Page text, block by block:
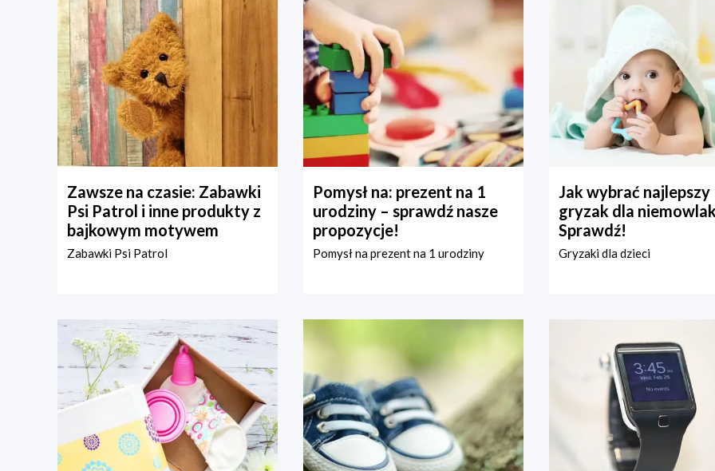
Zawsze na czasie: Zabawki
Psi Patrol i inne produkty z
bajkowym motywem
Zabawki Psi Patrol
Pomysł na: prezent na 1
urodziny – sprawdź nasze
propozycje!
Pomysł na prezent na 1 urodziny
Jak wybrać najlepszy
gryzak dla
Sprawdź!
Gryzaki dla dzieci